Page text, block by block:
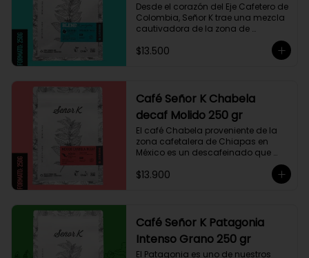
Desde el corazón del Eje Cafetero de
Colombia, Señor K trae una mezcla
cautivadora de la zona de
Manizales, entre 1.800 y 1.950 msnm.
La variedad es Castillo, que ha sido
trazas de chocolate. El tueste medio
permite degustar todos los sabores
complejos de este café
$13.500
Café Señor K Chabela
decaf Molido 250 gr
El café Chabela proveniente de la
zona cafetalera de Chiapas en
México es un descafeinado que
Este café se siembra cerca de la
fruto de su trabajo en el campo a
su madre, Chabela. Es un típica
descafeinado con agua, con
toques especiados y un cuerpo
$13.900
Café Señor K Patagonia
Intenso Grano 250 gr
El Patagonia es uno de nuestros